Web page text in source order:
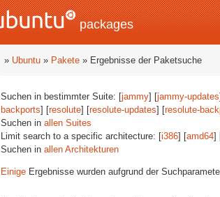
packages
» Ubuntu » Pakete » Ergebnisse der Paketsuche
Suchen in bestimmter Suite: [jammy] [jammy-updates
backports] [resolute] [resolute-updates] [resolute-
Suchen in allen Suites
Limit search to a specific architecture: [i386] [amd64]
Suchen in allen Architekturen
Einige Ergebnisse wurden aufgrund der